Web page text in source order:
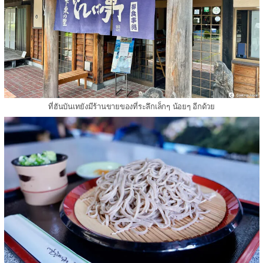
ที่ฮันบันเทยังมีร้านขายของที่ระลึกเล็กๆ น้อยๆ อีกด้วย